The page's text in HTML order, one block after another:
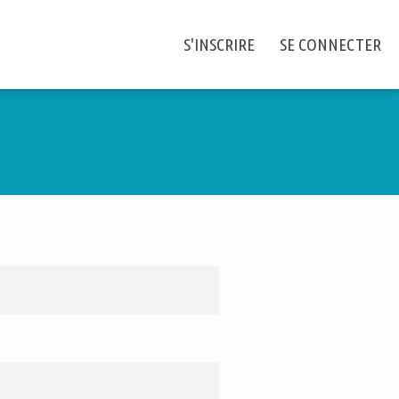
S'INSCRIRE SE CONNECTER